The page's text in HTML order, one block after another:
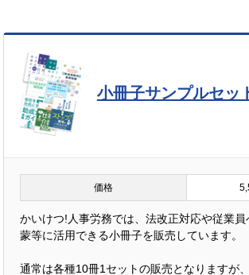
小冊子サンプルセッ
価格
かいけつ!人事労務では、法改正対応や従業
蒙等に活用できる小冊子を販売しています。
通常は各種10冊1セットの販売となりますが